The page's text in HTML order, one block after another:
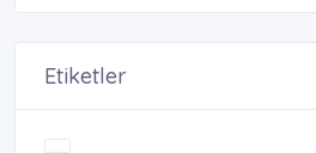
Etiketler